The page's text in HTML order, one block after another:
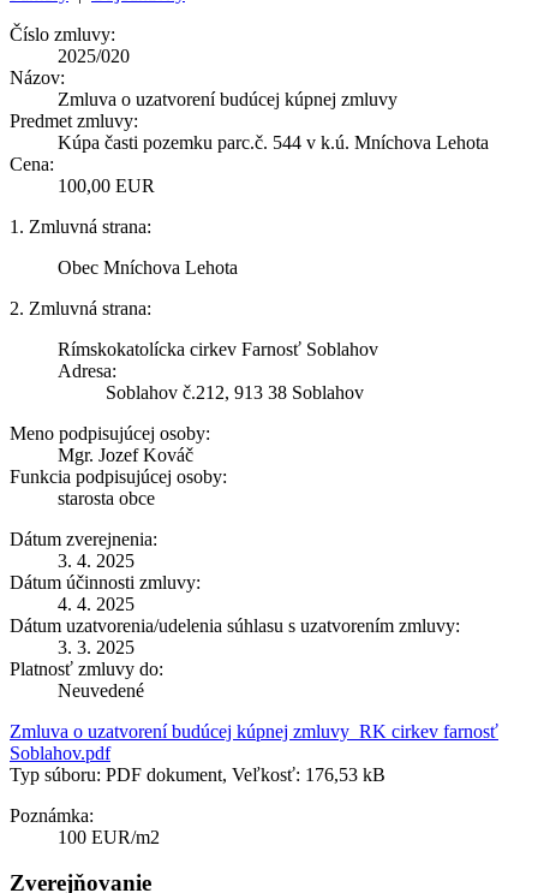
Číslo zmluvy:
2025/020
Názov:
Zmluva o uzatvorení budúcej kúpnej zmluvy
Predmet zmluvy:
Kúpa časti pozemku parc.č. 544 v k.ú. Mníchova Lehota
Cena:
100,00 EUR
1. Zmluvná strana:
Obec Mníchova Lehota
2. Zmluvná strana:
Rímskokatolícka cirkev Farnosť Soblahov
Adresa:
Soblahov č.212, 913 38 Soblahov
Meno podpisujúcej osoby:
Mgr. Jozef Kováč
Funkcia podpisujúcej osoby:
starosta obce
Dátum zverejnenia:
3. 4. 2025
Dátum účinnosti zmluvy:
4. 4. 2025
Dátum uzatvorenia/udelenia súhlasu s uzatvorením zmluvy:
3. 3. 2025
Platnosť zmluvy do:
Neuvedené
Zmluva o uzatvorení budúcej kúpnej zmluvy_RK cirkev farnosť
Soblahov.pdf
Typ súboru: PDF dokument, Veľkosť: 176,53 kB
Poznámka:
100 EUR/m2
Zverejňovanie